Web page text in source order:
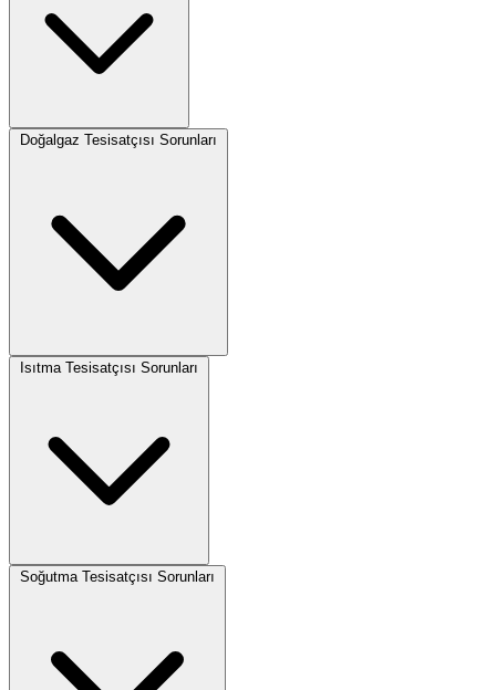
Doğalgaz Tesisatçısı Sorunları
Isıtma Tesisatçısı Sorunları
Soğutma Tesisatçısı Sorunları